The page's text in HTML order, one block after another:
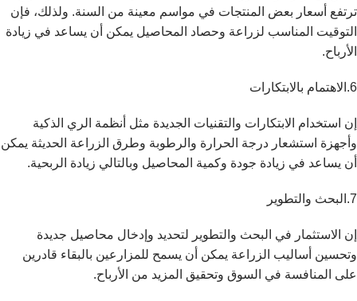
ترتفع أسعار بعض المنتجات في مواسم معينة من السنة. ولذلك، فإن
التوقيت المناسب لزراعة وحصاد المحاصيل يمكن أن يساعد في زيادة
الأرباح.
6.الاهتمام بالابتكارات
إن استخدام الابتكارات والتقنيات الجديدة مثل أنظمة الري الذكية
وأجهزة استشعار درجة الحرارة والرطوبة وطرق الزراعة الحديثة يمكن
أن يساعد في زيادة جودة وكمية المحاصيل وبالتالي زيادة الربحية.
7.البحث والتطوير
إن الاستثمار في البحث والتطوير لتحديد وإدخال محاصيل جديدة
وتحسين أساليب الزراعة يمكن أن يسمح للمزارعين بالبقاء قادرين
على المنافسة في السوق وتحقيق المزيد من الأرباح.